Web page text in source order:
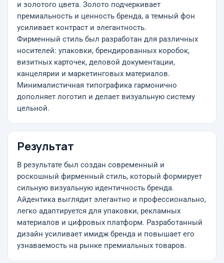
и золотого цвета. Золото подчеркивает
премиальность и ценность бренда, а темный фон
усиливает контраст и элегантность.
Фирменный стиль был разработан для различных
носителей: упаковки, брендированных коробок,
визитных карточек, деловой документации,
канцелярии и маркетинговых материалов.
Минималистичная типографика гармонично
дополняет логотип и делает визуальную систему
цельной.
Результат
В результате был создан современный и
роскошный фирменный стиль, который формирует
сильную визуальную идентичность бренда.
Айдентика выглядит элегантно и профессионально,
легко адаптируется для упаковки, рекламных
материалов и цифровых платформ. Разработанный
дизайн усиливает имидж бренда и повышает его
узнаваемость на рынке премиальных товаров.